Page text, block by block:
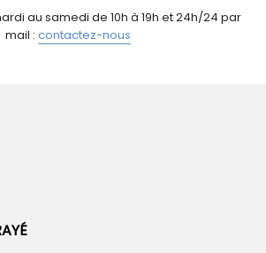
au samedi de 10h à 19h et 24h/24 par
mail : contactez-nous